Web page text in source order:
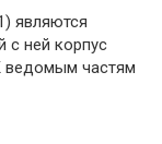
являются
с ней корпус
ведомым частям